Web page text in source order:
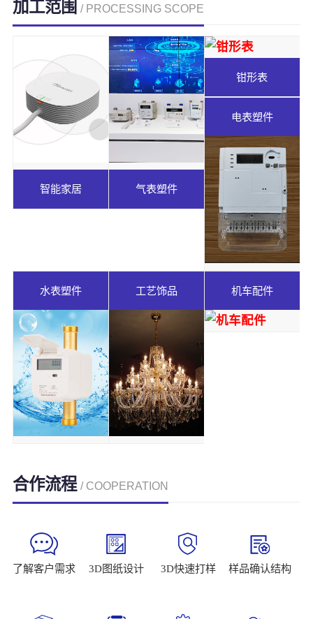
加工范围 / PROCESSING SCOPE
智能家居 气表塑件
钳形表
电表塑件
水表塑件 工艺饰品 机车配件
合作流程 / COOPERATION
了解客户需求 3D图纸设计 3D快速打样 样品确认结构